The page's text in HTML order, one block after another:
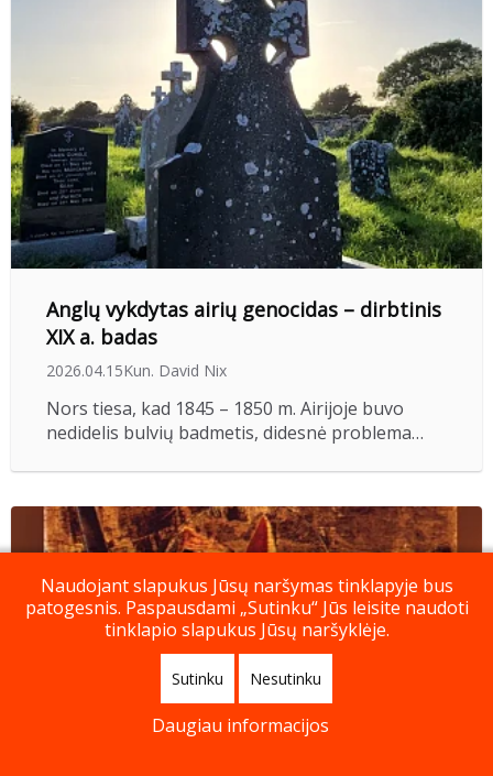
Anglų vykdytas airių genocidas – dirbtinis
XIX a. badas
2026.04.15Kun. David Nix
Nors tiesa, kad 1845 – 1850 m. Airijoje buvo
nedidelis bulvių badmetis, didesnė problema…
Naudojant slapukus Jūsų naršymas tinklapyje bus
patogesnis. Paspausdami „Sutinku“ Jūs leisite naudoti
tinklapio slapukus Jūsų naršyklėje.
Sutinku Nesutinku
Daugiau informacijos